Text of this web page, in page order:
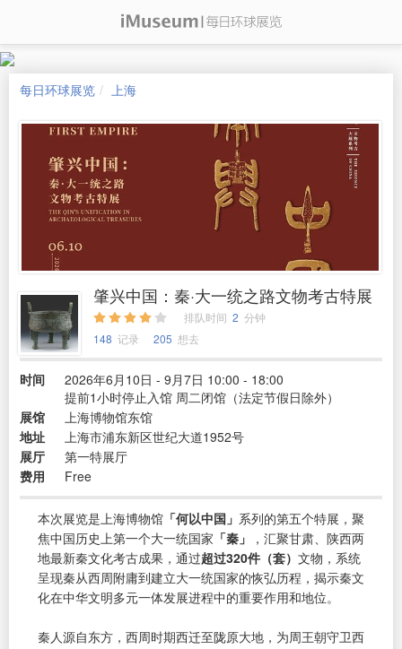
每日环球展览 上海
肇兴中国：秦·大一统之路文物考古特展
排队时间 2 分钟
148 记录 205 想去
时间
2026年6月10日 - 9月7日 10:00 - 18:00
提前1小时停止入馆 周二闭馆（法定节假日除外）
展馆
上海博物馆东馆
地址
上海市浦东新区世纪大道1952号
展厅
第一特展厅
费用
Free
本次展览是上海博物馆 「何以中国」 系列的第五个特展，聚
焦中国历史上第一个大一统国家 「秦」
，汇聚甘肃、陕西两
地最新秦文化考古成果，通过超过320件（套） 文物，系统
呈现秦从西周附庸到建立大一统国家的恢弘历程，揭示秦文
化在中华文明多元一体发展进程中的重要作用和地位。
秦人源自东方，西周时期西迁至陇原大地，为周王朝守卫西